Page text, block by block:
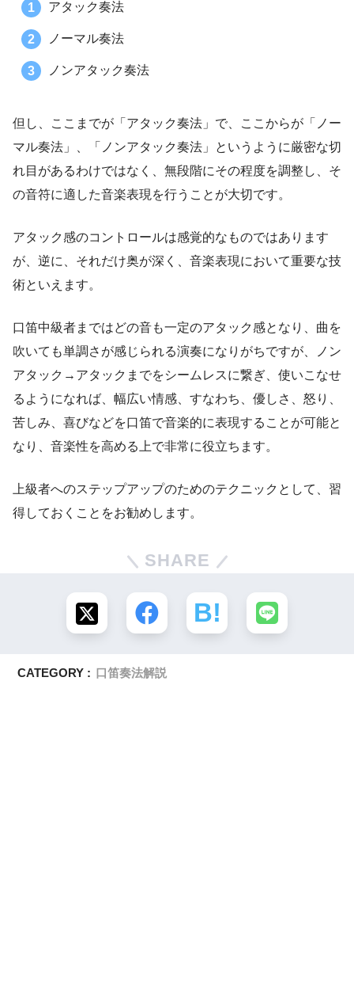
アタック奏法
ノーマル奏法
ノンアタック奏法
但し、ここまでが「アタック奏法」で、ここからが「ノー
マル奏法」、「ノンアタック奏法」というように厳密な切
れ目があるわけではなく、無段階にその程度を調整し、そ
の音符に適した音楽表現を行うことが大切です。
アタック感のコントロールは感覚的なものではあります
が、逆に、それだけ奥が深く、音楽表現において重要な技
術といえます。
口笛中級者まではどの音も一定のアタック感となり、曲を
吹いても単調さが感じられる演奏になりがちですが、ノン
アタック→アタックまでをシームレスに繋ぎ、使いこなせ
るようになれば、幅広い情感、すなわち、優しさ、怒り、
苦しみ、喜びなどを口笛で音楽的に表現することが可能と
なり、音楽性を高める上で非常に役立ちます。
上級者へのステップアップのためのテクニックとして、習
得しておくことをお勧めします。
SHARE
CATEGORY : 口笛奏法解説